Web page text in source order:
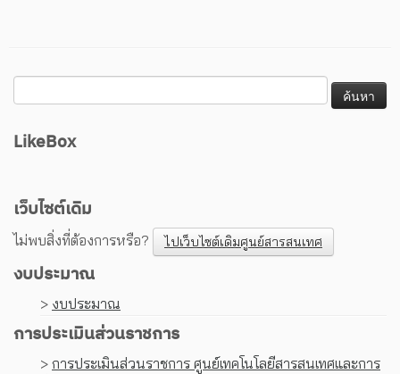
LikeBox
เว็บไซต์เดิม
ไม่พบสิ่งที่ต้องการหรือ? ไปเว็บไซต์เดิมศูนย์สารสนเทศ
งบประมาณ
> งบประมาณ
การประเมินส่วนราชการ
> การประเมินส่วนราชการ ศูนย์เทคโนโลยีสารสนเทศและการ